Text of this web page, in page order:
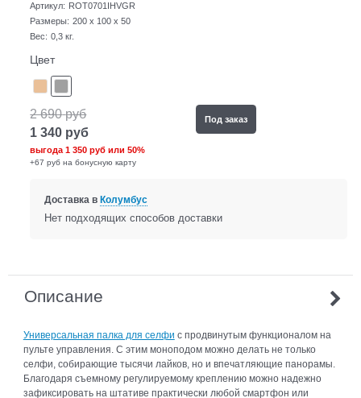
Артикул: ROT0701IHVGR
Размеры: 200 x 100 x 50
Вес: 0,3 кг.
Цвет
2 690 руб
1 340 руб
выгода1 350 руб или50%
+67 руб на бонусную карту
Под заказ
Доставка в Колумбус
Нет подходящих способов доставки
Описание
Универсальная палка для селфи с продвинутым функционалом на
пульте управления. С этим моноподом можно делать не только
селфи, собирающие тысячи лайков, но и впечатляющие панорамы.
Благодаря съемному регулируемому креплению можно надежно
зафиксировать на штативе практически любой смартфон или